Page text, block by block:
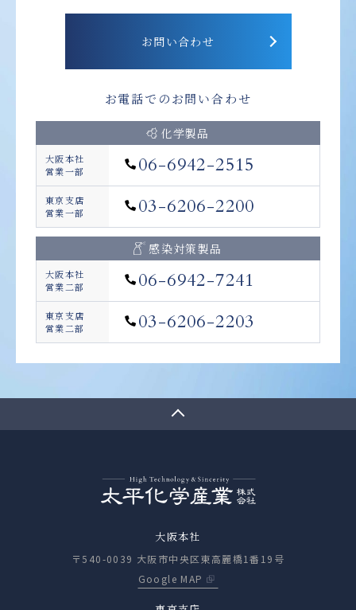
お問い合わせ
お電話でのお問い合わせ
化学製品
大阪本社
営業一部
06-6942-2515
東京支店
営業一部
03-6206-2200
感染対策製品
大阪本社
営業二部
06-6942-7241
東京支店
営業二部
03-6206-2203
大阪本社
〒540-0039 大阪市中央区東高麗橋1番19号
Google MAP